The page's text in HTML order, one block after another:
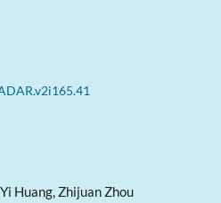
Huang, Zhijuan Zhou